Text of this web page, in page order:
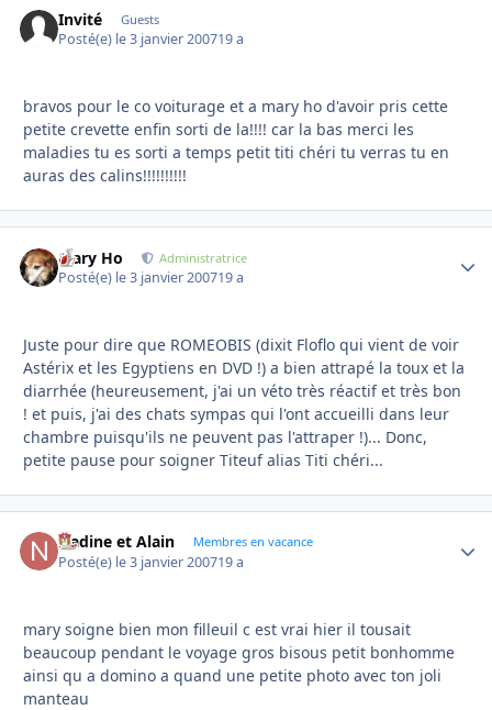
Invité Guests
Posté(e) le 3 janvier 200719 a
bravos pour le co voiturage et a mary ho d'avoir pris cette
petite crevette enfin sorti de la!!!! car la bas merci les
maladies tu es sorti a temps petit titi chéri tu verras tu en
auras des calins!!!!!!!!!!
Mary Ho Administratrice
Posté(e) le 3 janvier 200719 a
Juste pour dire que ROMEOBIS (dixit Floflo qui vient de voir
Astérix et les Egyptiens en DVD !) a bien attrapé la toux et la
diarrhée (heureusement, j'ai un véto très réactif et très bon
! et puis, j'ai des chats sympas qui l'ont accueilli dans leur
chambre puisqu'ils ne peuvent pas l'attraper !)... Donc,
petite pause pour soigner Titeuf alias Titi chéri...
Nadine et Alain Membres en vacance
Posté(e) le 3 janvier 200719 a
mary soigne bien mon filleuil c est vrai hier il tousait
beaucoup pendant le voyage gros bisous petit bonhomme
ainsi qu a domino a quand une petite photo avec ton joli
manteau